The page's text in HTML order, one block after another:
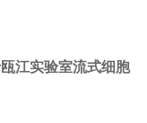
江实验室流式细胞